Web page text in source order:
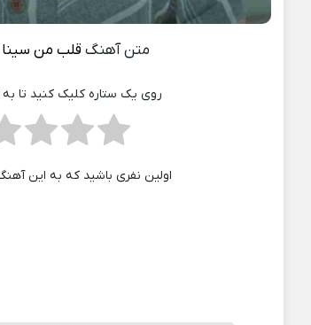
متن آهنگ قلب من
روی یک ستاره کلیک کنید تا به
اولین نفری باشید که به این